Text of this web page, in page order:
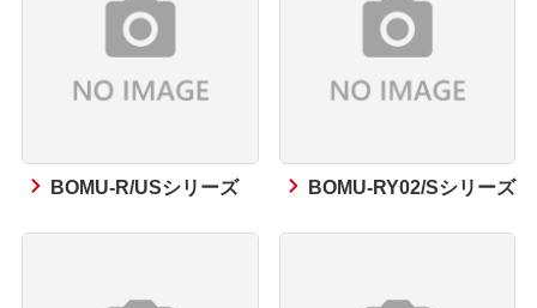
BOMU-R/USシリーズ BOMU-RY02/Sシリーズ